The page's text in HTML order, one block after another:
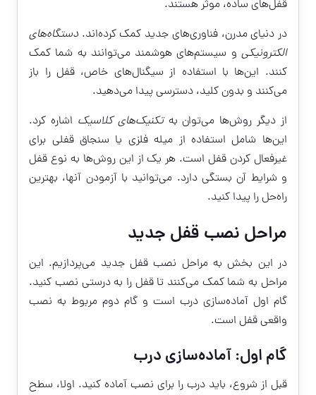
قفل‌های ساده، موثر هستند.
در دنیای مدرن، فناوری‌های جدید کمک کرده‌اند. دستگاه‌های
الکترونیکی و سیستم‌های هوشمند می‌توانند به شما کمک
کنند. این‌ها با استفاده از سیگنال‌های خاص، قفل را باز
می‌کنند و بدون کلید، دسترسی پیدا می‌دهید.
از دیگر روش‌ها می‌توان بهتکنیک‌های کلاسیک اشاره کرد.
این‌ها شامل استفاده از میله فلزی یا سنجاق قفلی برای
غیرفعال کردن قفل است. هر یک از این روش‌ها به نوع قفل
و شرایط آن بستگی دارد. می‌توانید با آزمودن آنها، بهترین
راه‌حل را پیدا کنید.
مراحل نصب قفل جدید
در این بخش به مراحل نصب قفل جدید می‌پردازیم. این
مراحل به شما کمک می‌کنند تا قفل را به درستی نصب کنید.
گام اول آماده‌سازی درب است و گام دوم مربوط به نصب
واقعی قفل است.
گام اول: آماده‌سازی درب
قبل از شروع، باید درب را برای نصب آماده کنید. اولا، سطح